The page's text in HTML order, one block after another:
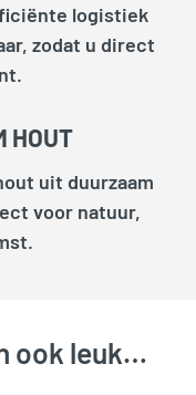
logistiek
zodat u direct
HOUT
uit duurzaam
voor natuur,
ook leuk…